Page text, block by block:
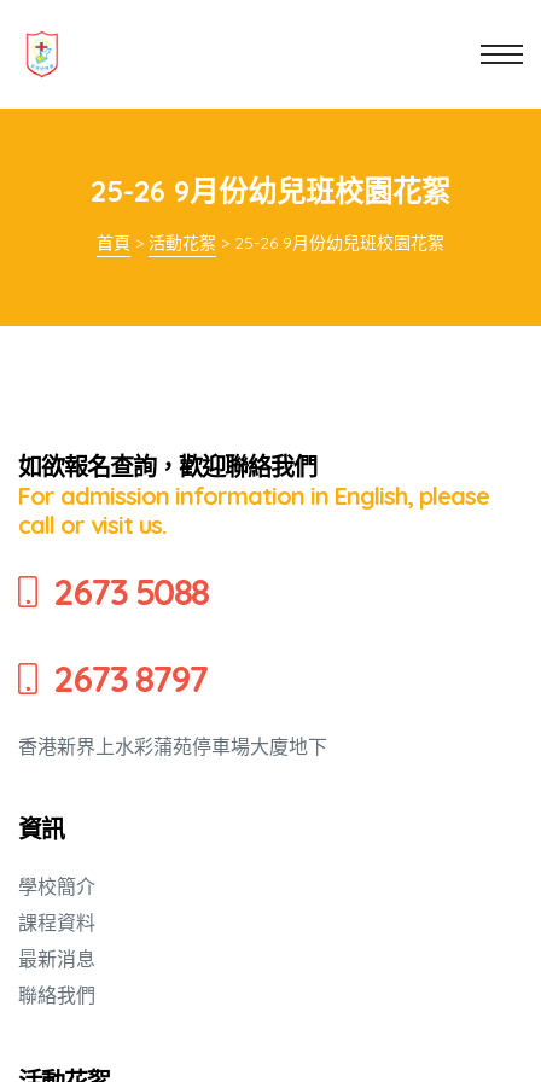
25-26 9月份幼兒班校園花絮
首頁 > 活動花絮 > 25-26 9月份幼兒班校園花絮
如欲報名查詢，歡迎聯絡我們
For admission information in English, please
call or visit us.
2673 5088
2673 8797
香港新界上水彩蒲苑停車場大廈地下
資訊
學校簡介
課程資料
最新消息
聯絡我們
教育